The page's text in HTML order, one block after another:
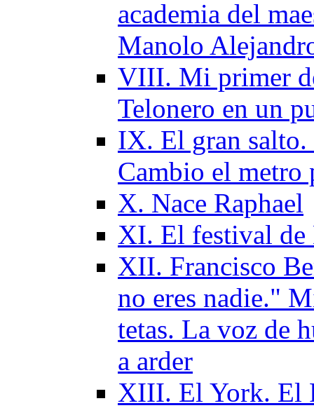
academia del
Manolo
VIII. Mi primer
Telonero en un
IX. El gran salto.
Cambio el metro
Х. Nace Raphael
XI. El festival de
XII. Francisco
no eres nadie."
tetas. La voz de
a arder
XIII. El York. El